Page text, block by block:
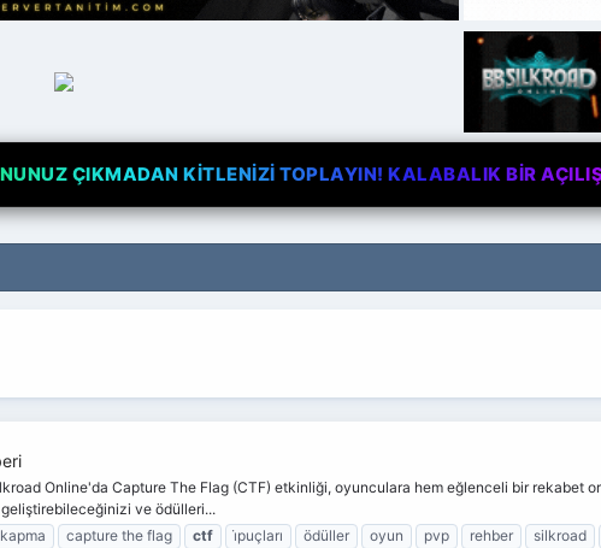
ÇIKMADAN KİTLENİZİ TOPLAYIN! KALABALIK BİR
Online'da Capture The Flag (CTF) etkinliği, oyunculara hem eğlenceli bir rekabet
ve ödülleri...
capture the flag ctf i̇puçları ödüller oyun pvp rehber silkroad